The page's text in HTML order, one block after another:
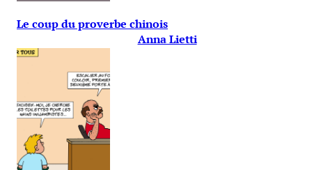
Le coup du proverbe chinois
Anna Lietti